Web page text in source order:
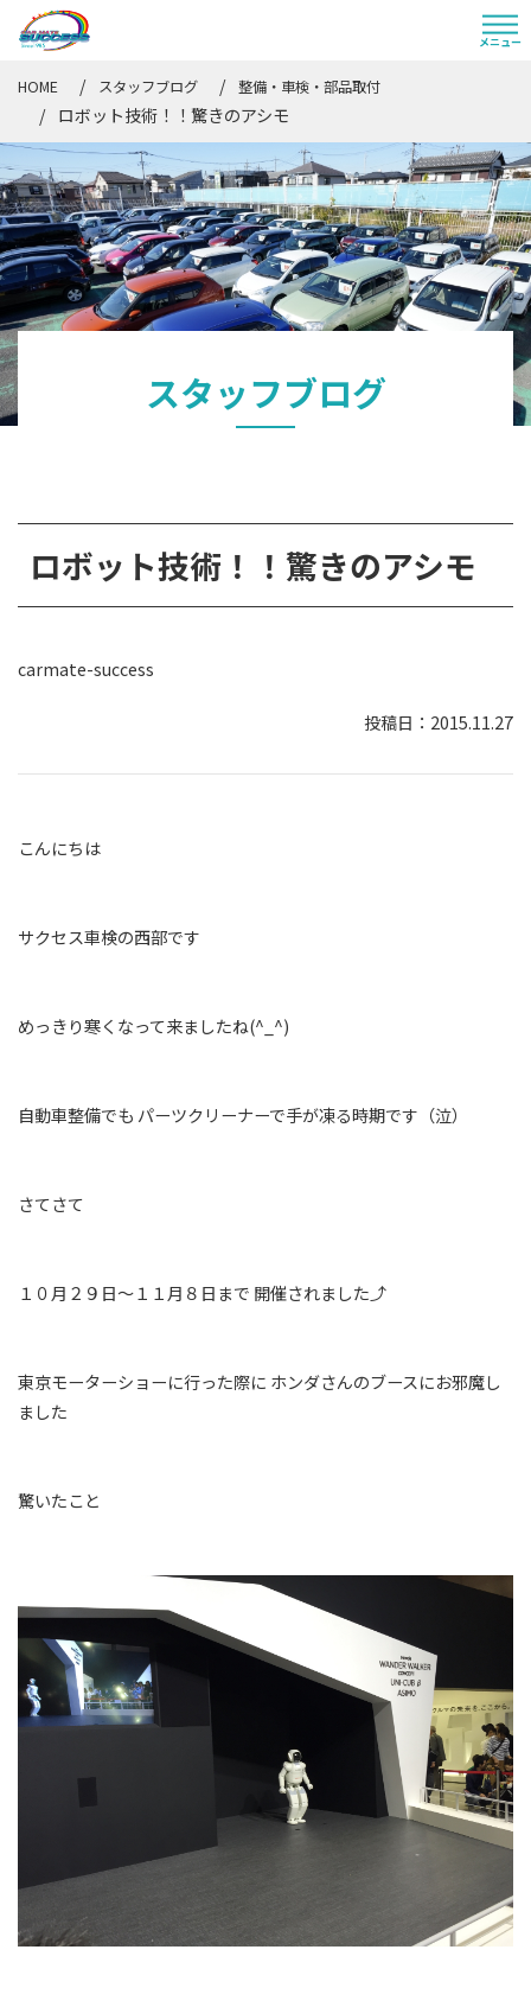
HOME スタッフブログ 整備・車検・部品取付
ロボット技術！！驚きのアシモ
スタッフブログ
ロボット技術！！驚きのアシモ
carmate-success
2015.11.27
こんにちは
サクセス車検の西部です
めっきり寒くなって来ましたね(^_^)
自動車整備でも パーツクリーナーで手が凍る時期です（泣）
さてさて
１０月２９日〜１１月８日まで 開催されました⤴︎
東京モーターショーに行った際に ホンダさんのブースにお邪魔し
ました
驚いたこと